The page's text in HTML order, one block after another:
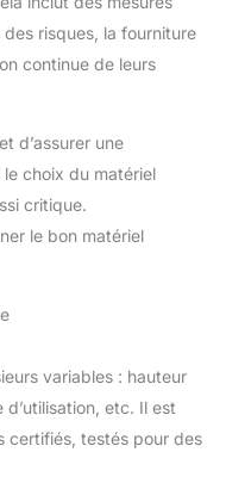
des risques, la fourniture
continue de leurs
d’assurer une
choix du matériel
critique.
le bon matériel
variables : hauteur
etc. Il est
certifiés, testés pour des